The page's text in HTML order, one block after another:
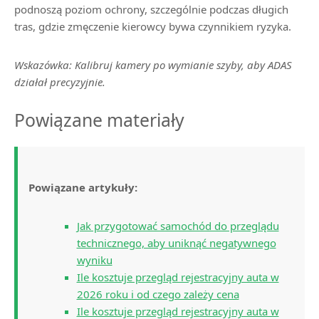
podnoszą poziom ochrony, szczególnie podczas długich
tras, gdzie zmęczenie kierowcy bywa czynnikiem ryzyka.
Wskazówka: Kalibruj kamery po wymianie szyby, aby ADAS
działał precyzyjnie.
Powiązane materiały
Powiązane artykuły:
Jak przygotować samochód do przeglądu
technicznego, aby uniknąć negatywnego
wyniku
Ile kosztuje przegląd rejestracyjny auta w
2026 roku i od czego zależy cena
Ile kosztuje przegląd rejestracyjny auta w